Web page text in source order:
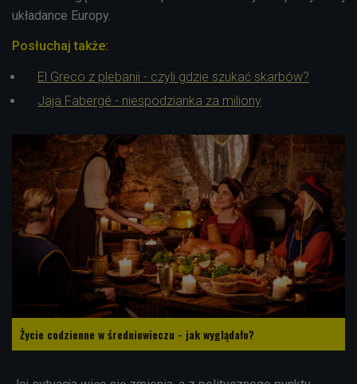
układance Europy.
Posłuchaj także:
El Greco z plebanii - czyli gdzie szukać skarbów?
Jaja Fabergé - niespodzianka za miliony
Życie codzienne w średniowieczu - jak wyglądało?